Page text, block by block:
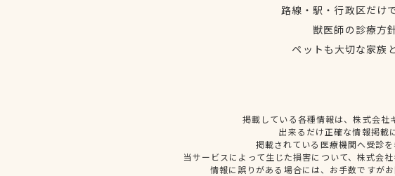
路線・駅・行政区だけ
獣医師の診療方
ペットも大切な家族
掲載している各種情報は、株式会社
出来るだけ正確な情報掲載
掲載されている医療機関へ受診
当サービスによって生じた損害について、株式会
情報に誤りがある場合には、お手数ですが